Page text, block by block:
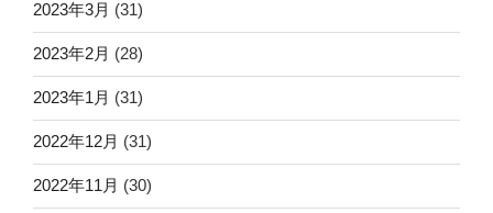
2023年3月 (31)
2023年2月 (28)
2023年1月 (31)
2022年12月 (31)
2022年11月 (30)